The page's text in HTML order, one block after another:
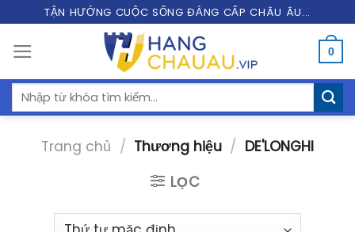
content
TẬN HƯỞNG CUỘC SỐNG ĐẲNG CẤP CHÂU ÂU...
0
Tìm
kiếm:
Trang chủ / Thương hiệu / DE'LONGHI
LỌC